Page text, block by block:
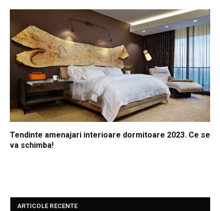
Tendinte amenajari interioare dormitoare 2023. Ce se
va schimba!
ARTICOLE RECENTE